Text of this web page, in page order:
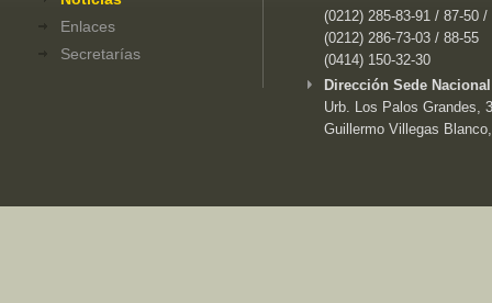
Enlaces
Secretarías
(0212) 285-83-91 / 87-50 /
(0212) 286-73-03 / 88-55
(0414) 150-32-30
Dirección Sede
Urb. Los Palos Grandes,
Guillermo Villegas